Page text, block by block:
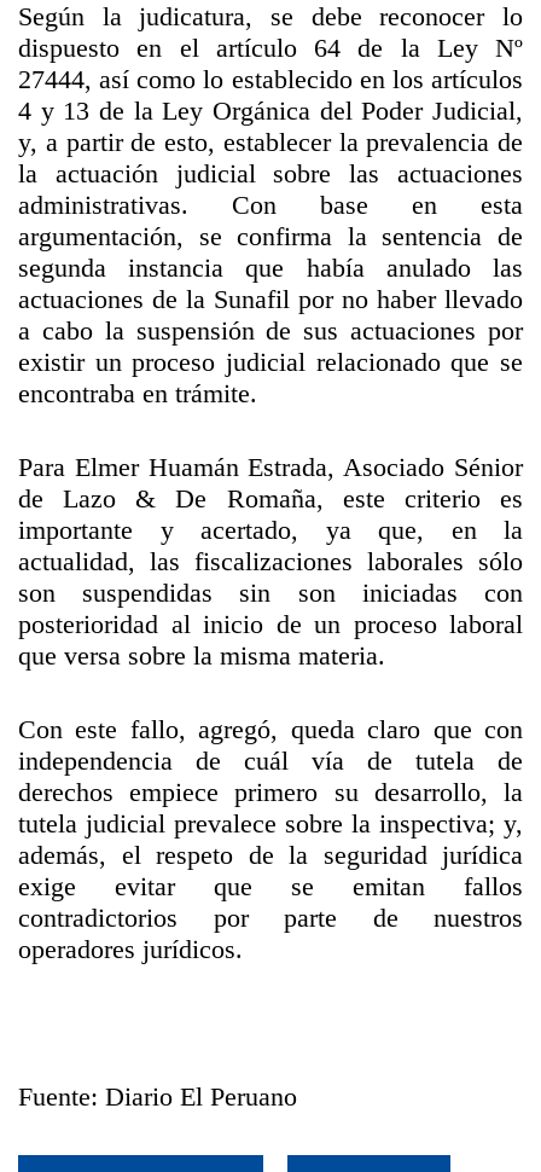
Según la judicatura, se debe reconocer lo
dispuesto en el artículo 64 de la Ley Nº
27444, así como lo establecido en los artículos
4 y 13 de la Ley Orgánica del Poder Judicial,
y, a partir de esto, establecer la prevalencia de
la actuación judicial sobre las actuaciones
administrativas. Con base en esta
argumentación, se confirma la sentencia de
segunda instancia que había anulado las
actuaciones de la Sunafil por no haber llevado
a cabo la suspensión de sus actuaciones por
existir un proceso judicial relacionado que se
encontraba en trámite.
Para Elmer Huamán Estrada, Asociado Sénior
de Lazo & De Romaña, este criterio es
importante y acertado, ya que, en la
actualidad, las fiscalizaciones laborales sólo
son suspendidas sin son iniciadas con
posterioridad al inicio de un proceso laboral
que versa sobre la misma materia.
Con este fallo, agregó, queda claro que con
independencia de cuál vía de tutela de
derechos empiece primero su desarrollo, la
tutela judicial prevalece sobre la inspectiva; y,
además, el respeto de la seguridad jurídica
exige evitar que se emitan fallos
contradictorios por parte de nuestros
operadores jurídicos.
Fuente: Diario El Peruano